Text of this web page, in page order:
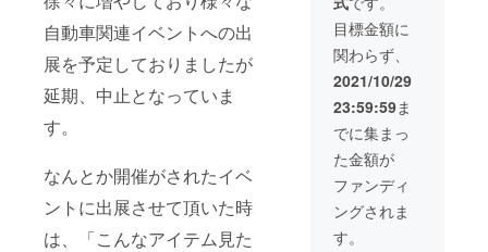
自動車関連イベントへの出
展を予定しておりましたが
延期、中止となっていま
す。
なんとか開催がされたイベ
ントに出展させて頂いた時
は、「こんなアイテム見た
有効期
限：お
店が継
続する
限り
が記載
された
カード
を発送
使用方
法：
JEREV
公式オ
ンライ
ン
ショッ
プに同
封の
JEREV
公式オ
ンライ
ン
ショッ
（https:
//jerev.o
fficial.e
c/）
クーポ
ンの配
布方
ンドは
参考画
像で
す。 実
際のサ
イズは
上記記
載の直
径をご
参考く
ださ
い。
【クー
けます
500OFF
クーポ
ン 上記
2点を、
ご登録
されて
いる住
所へ郵
便させ
て頂き
ます。
【お届
目標金額に
関わらず、
2021/10/29
23:59:59ま
でに集まっ
た金額が
ファンディ
ングされま
す。